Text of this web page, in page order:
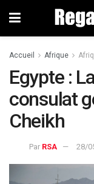
Accueil Afrique
Egypte :
consulat
Cheikh
Par RSA 28/